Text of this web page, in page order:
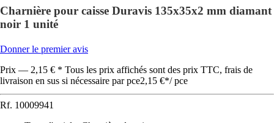
Charnière pour caisse Duravis 135x35x2 mm diamant
noir 1 unité
Donner le premier avis
Prix — 2,15 € * Tous les prix affichés sont des prix TTC, frais de
livraison en sus si nécessaire par pce2,15 €*/ pce
Rf. 10009941